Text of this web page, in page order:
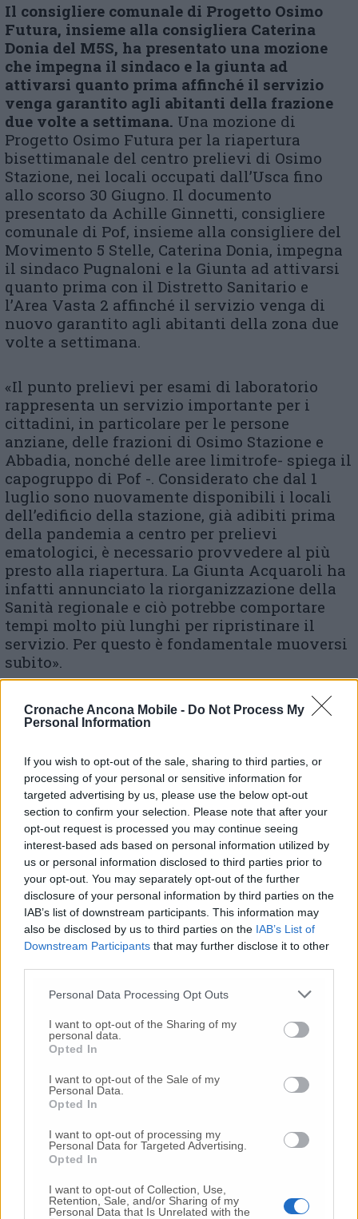
Cronache Ancona Mobile - Do Not Process My
Personal Information
If you wish to opt-out of the sale, sharing to third parties, or
processing of your personal or sensitive information for
targeted advertising by us, please use the below opt-out
section to confirm your selection. Please note that after your
opt-out request is processed you may continue seeing
interest-based ads based on personal information utilized by
us or personal information disclosed to third parties prior to
your opt-out. You may separately opt-out of the further
disclosure of your personal information by third parties on the
IAB’s list of downstream participants. This information may
also be disclosed by us to third parties on the IAB’s List of
Downstream Participants that may further disclose it to other
Personal Data Processing Opt Outs
I want to opt-out of the Sharing of my
personal data.
Opted In
I want to opt-out of the Sale of my
Personal Data.
Opted In
I want to opt-out of processing my
Personal Data for Targeted Advertising.
Opted In
I want to opt-out of Collection, Use,
Retention, Sale, and/or Sharing of my
Personal Data that Is Unrelated with the
Il consigliere comunale di Progetto Osimo
Futura, insieme alla consigliera Caterina
Donia del M5S, ha presentato una mozione
che impegna il sindaco e la giunta ad
attivarsi quanto prima affinché il servizio
venga garantito agli abitanti della frazione
due volte a settimana. Una mozione di
Progetto Osimo Futura per la riapertura
bisettimanale del centro prelievi di Osimo
Stazione, nei locali occupati dall’Usca fino
allo scorso 30 Giugno. Il documento
presentato da Achille Ginnetti, consigliere
comunale di Pof, insieme alla consigliere del
Movimento 5 Stelle, Caterina Donia, impegna
il sindaco Pugnaloni e la Giunta ad attivarsi
quanto prima con il Distretto Sanitario e
l’Area Vasta 2 affinché il servizio venga di
nuovo garantito agli abitanti della zona due
volte a settimana.
«Il punto prelievi per esami di laboratorio
rappresenta un servizio importante per i
cittadini, in particolare per le persone
anziane, delle frazioni di Osimo Stazione e
Abbadia, nonché delle aree limitrofe- spiega il
capogruppo di Pof -. Considerato che dal 1
luglio sono nuovamente disponibili i locali
dell’edificio della stazione, già adibiti prima
della pandemia a centro per prelievi
ematologici, è necessario provvedere al più
presto alla riapertura. La Giunta Acquaroli ha
infatti annunciato la riorganizzazione della
Sanità regionale e ciò potrebbe comportare
tempi molto più lunghi per ripristinare il
servizio. Per questo è fondamentale muoversi
subito».
© RIPRODUZIONE RISERVATA
Vai alla home
Commenti
Nessun commento presente
Commenta
Gli articoli più letti
orrore all’asilo, arrestate due educatrici
26 Lug-Scontro tra auto e moto a Numana:
gravissimo un centauroin eliambulanza a Torrette
24 Lug-Maltrattamenti all’asilo, parla il sindaco: